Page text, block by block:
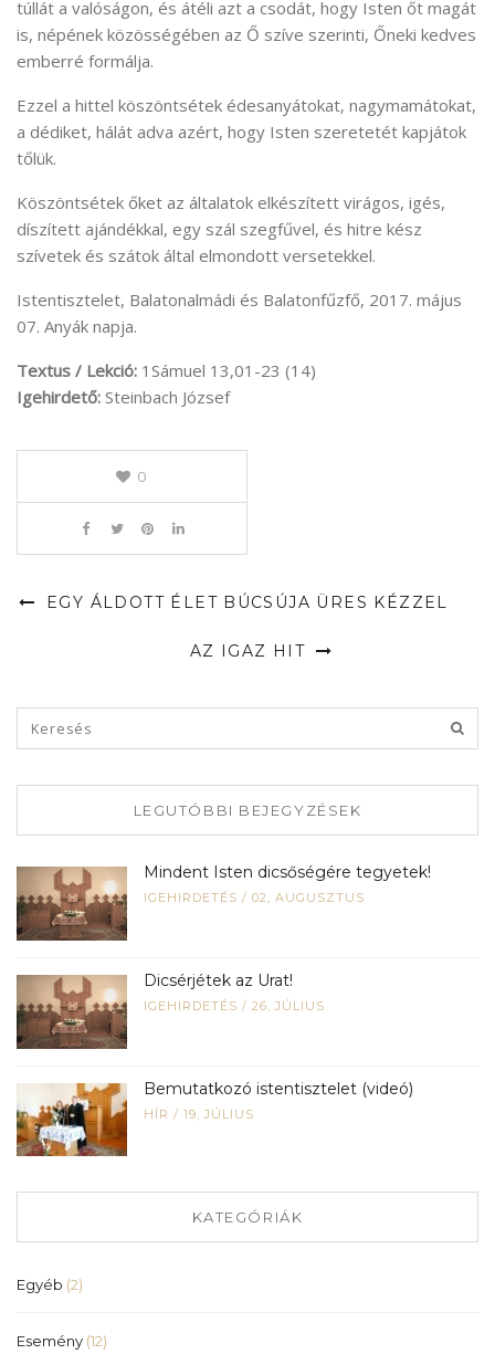
túllát a valóságon, és átéli azt a csodát, hogy Isten őt magát
is, népének közösségében az Ő szíve szerinti, Őneki kedves
emberré formálja.
Ezzel a hittel köszöntsétek édesanyátokat, nagymamátokat,
a dédiket, hálát adva azért, hogy Isten szeretetét kapjátok
tőlük.
Köszöntsétek őket az általatok elkészített virágos, igés,
díszített ajándékkal, egy szál szegfűvel, és hitre kész
szívetek és szátok által elmondott versetekkel.
Istentisztelet, Balatonalmádi és Balatonfűzfő, 2017. május
07. Anyák napja.
Textus / Lekció: 1Sámuel 13,01-23 (14)
Igehirdető: Steinbach József
0
EGY ÁLDOTT ÉLET BÚCSÚJA ÜRES KÉZZEL
AZ IGAZ HIT
LEGUTÓBBI BEJEGYZÉSEK
Mindent Isten dicsőségére tegyetek!
IGEHIRDETÉS / 02, AUGUSZTUS
Dicsérjétek az Urat!
IGEHIRDETÉS / 26, JÚLIUS
Bemutatkozó istentisztelet (videó)
HÍR / 19, JÚLIUS
KATEGÓRIÁK
Egyéb (2)
Esemény (12)